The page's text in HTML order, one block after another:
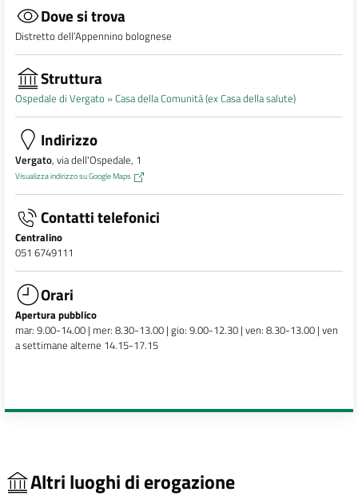
Dove si trova
Distretto dell’Appennino bolognese
Struttura
Ospedale di Vergato »Casa della Comunità (ex Casa della salute)
Indirizzo
Vergato, via dell'Ospedale, 1
Visualizza indirizzo su Google Maps
Contatti telefonici
Centralino
051 6749111
Orari
Apertura pubblico
mar: 9.00-14.00 | mer: 8.30-13.00 | gio: 9.00-12.30 | ven: 8.30-13.00 | ven
a settimane alterne 14.15-17.15
Altri luoghi di erogazione